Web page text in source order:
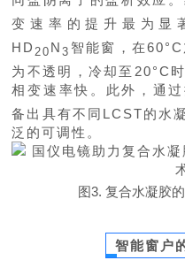
变速率的提升最为显
HD 20 N 3 智能窗，在
为不透明，冷却至20°C
相变速率快。此外，通
备出具有不同LCST的水
泛的可调性。
图3. 复合水凝胶
智能窗 户